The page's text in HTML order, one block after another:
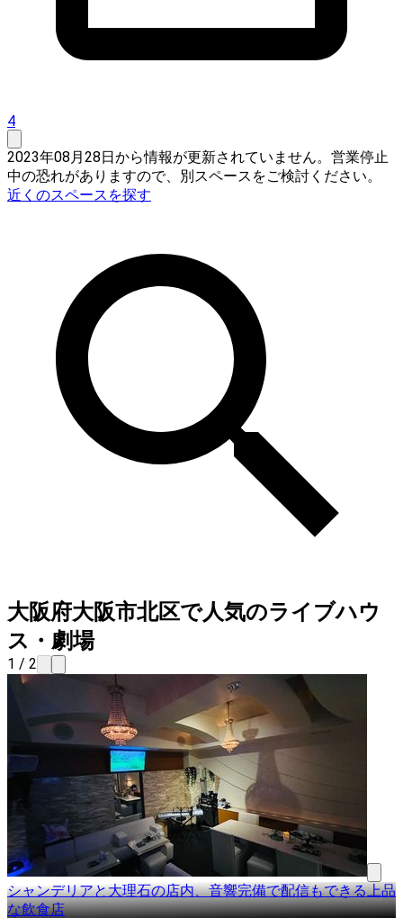
4
2023年08月28日から情報が更新されていません。営業停止
中の恐れがありますので、別スペースをご検討ください。
近くのスペースを探す
大阪府大阪市北区で人気のライブハウ
ス・劇場
1 / 2
シャンデリアと大理石の店内、音響完備で配信もできる上品
な飲食店